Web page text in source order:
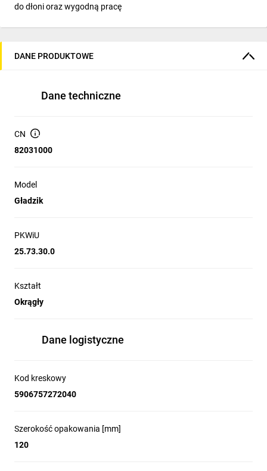
do dłoni oraz wygodną pracę
DANE PRODUKTOWE
Dane techniczne
CN
82031000
Model
Gładzik
PKWiU
25.73.30.0
Kształt
Okrągły
Dane logistyczne
Kod kreskowy
5906757272040
Szerokość opakowania [mm]
120